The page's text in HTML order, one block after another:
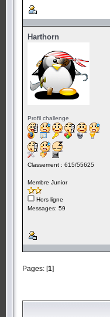
Harthorn
Profil challenge
Classement : 615/55625
Membre Junior
Hors ligne
Messages: 59
Pages: [1]